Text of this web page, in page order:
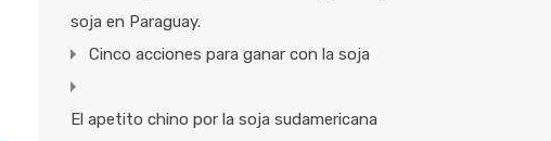
soja en Paraguay.
Cinco acciones para ganar con la soja
El apetito chino por la soja sudamericana